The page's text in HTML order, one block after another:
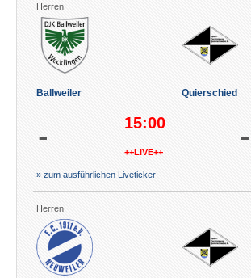
Herren
Ballweiler Quierschied
- 15:00
++LIVE++ -
» zum ausführlichen Liveticker
Herren